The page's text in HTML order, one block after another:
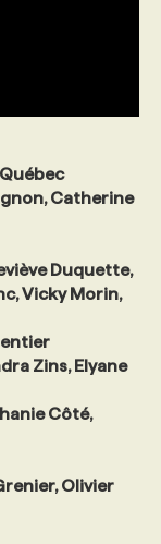
Catherine
Duquette,
Vicky Morin,
Zins, Elyane
Côté,
Olivier